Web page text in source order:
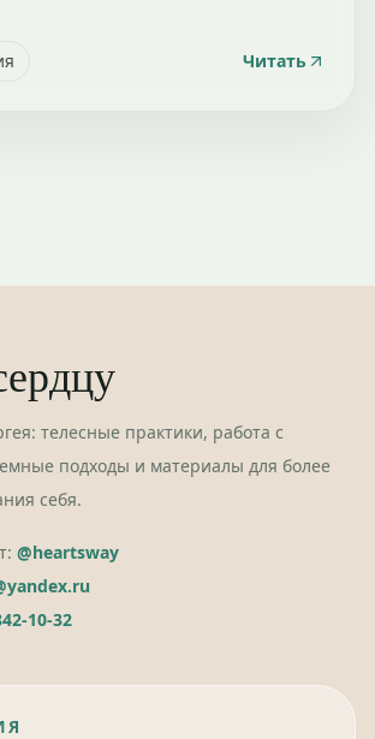
Читать
телесные практики, работа с
подходы и материалы для более
себя.
@heartsway
10-32